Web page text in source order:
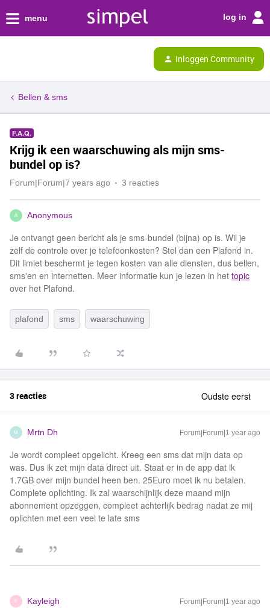
menu log in
Inloggen Community
Bellen & sms
F.A.Q.
Krijg ik een waarschuwing als mijn sms-
bundel op is?
Forum|Forum|7 years ago 3 reacties
A Anonymous
Je ontvangt geen bericht als je sms-bundel (bijna) op is. Wil je
zelf de controle over je telefoonkosten? Stel dan een Plafond in.
Dit limiet beschermt je tegen kosten van alle diensten, dus bellen,
sms'en en internetten. Meer informatie kun je lezen in het topic
over het Plafond.
plafond sms waarschuwing
3 reacties Oudste eerst
M Mrtn Dh Forum|Forum|1 year ago
Je wordt compleet opgelicht. Kreeg een sms dat mijn data op
was. Dus ik zet mijn data direct uit. Staat er in de app dat ik
1.7GB over mijn bundel heen ben. 25Euro moet ik nu betalen.
Complete oplichting. Ik zal waarschijnlijk deze maand mijn
abonnement opzeggen, compleet achterlijk bedrag nadat ze mij
oplichten met een veel te late sms
K Kayleigh Forum|Forum|1 year ago